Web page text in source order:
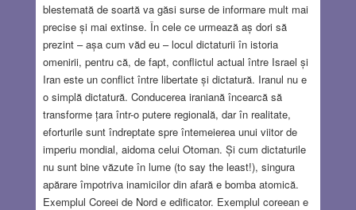
blestemată de soartă va găsi surse de informare mult mai
precise și mai extinse. În cele ce urmează aș dori să
prezint – așa cum văd eu – locul dictaturii în istoria
omenirii, pentru că, de fapt, conflictul actual între Israel și
Iran este un conflict între libertate și dictatură. Iranul nu e
o simplă dictatură. Conducerea iraniană încearcă să
transforme țara într-o putere regională, dar în realitate,
eforturile sunt îndreptate spre întemeierea unui viitor de
imperiu mondial, aidoma celui Otoman. Și cum dictaturile
nu sunt bine văzute în lume (to say the least!), singura
apărare împotriva inamicilor din afară e bomba atomică.
Exemplul Coreei de Nord e edificator. Exemplul coreean e